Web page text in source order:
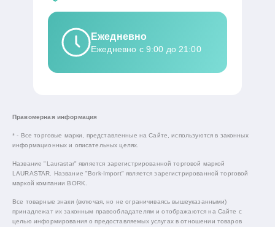
Ежедневно
Ежедневно с 9:00 до 21:00
Правомерная информация
* - Все торговые марки, представленные на Сайте, используются в законных
информационных и описательных целях.
Название "Laurastar" является зарегистрированной торговой маркой
LAURASTAR. Название "Bork-Import" является зарегистрированной торговой
маркой компании BORK.
Все товарные знаки (включая, но не ограничиваясь вышеуказанными)
принадлежат их законным правообладателям и отображаются на Сайте с
целью информирования о предоставляемых услугах в отношении товаров